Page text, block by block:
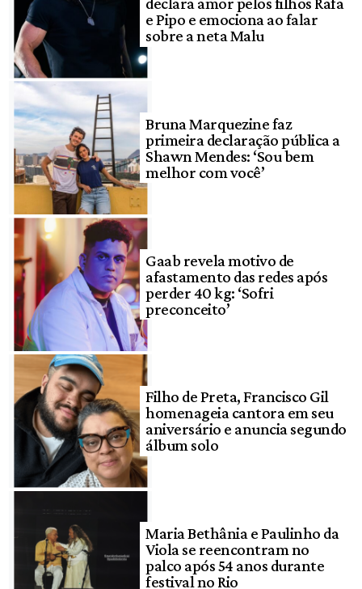
e Pipo e emociona ao falar
sobre a neta Malu
Bruna Marquezine faz
primeira declaração pública a
Shawn Mendes: ‘Sou bem
melhor com você’
Gaab revela motivo de
afastamento das redes após
perder 40 kg: ‘Sofri
preconceito’
Filho de Preta, Francisco Gil
homenageia cantora em seu
aniversário e anuncia segundo
álbum solo
Maria Bethânia e Paulinho da
Viola se reencontram no
palco após 54 anos durante
festival no Rio